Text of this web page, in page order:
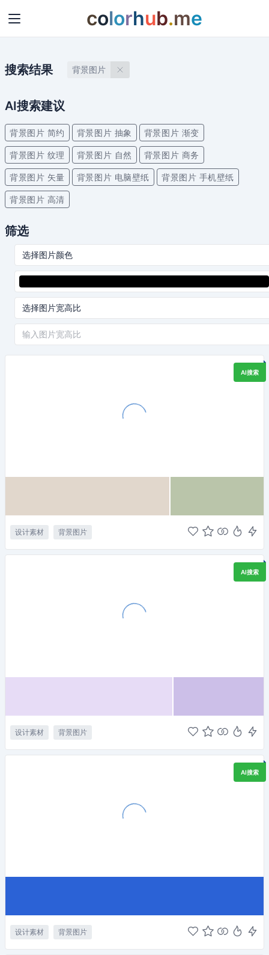
colorhub.me
搜索结果 背景图片
AI搜索建议
背景图片 简约 背景图片 抽象 背景图片 渐变
背景图片 纹理 背景图片 自然 背景图片 商务
背景图片 矢量 背景图片 电脑壁纸 背景图片 手机壁纸
背景图片 高清
筛选
AI搜索
设计素材 背景图片
AI搜索
设计素材 背景图片
AI搜索
设计素材 背景图片